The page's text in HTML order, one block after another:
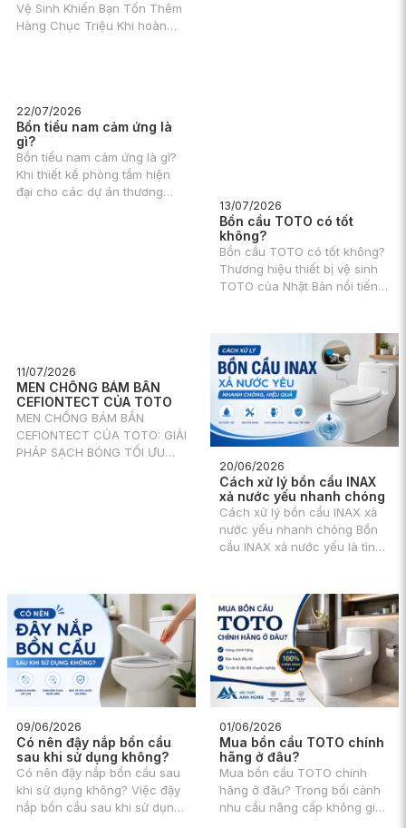
Vệ Sinh Khiến Bạn Tốn Thêm
Hàng Chục Triệu Khi hoàn
rất lớn của các gia đình.
22/07/2026
Bồn tiểu nam cảm ứng là
gì?
Bồn tiểu nam cảm ứng là gì?
Khi thiết kế phòng tắm hiện
đại cho các dự án thương
13/07/2026
Bồn cầu TOTO có tốt
không?
Bồn cầu TOTO có tốt không?
Thương hiệu thiết bị vệ sinh
TOTO của Nhật Bản nổi tiếng
nghệ tiên tiến. Trong đó, bồn
cầu TOTO luôn là dòng sản
phẩm được quan tâm và đánh
giá cao.
11/07/2026
MEN CHỐNG BÁM BẨN
CEFIONTECT CỦA TOTO
MEN CHỐNG BÁM BẨN
CEFIONTECT CỦA TOTO: GIẢI
PHÁP SẠCH BÓNG TỐI ƯU
20/06/2026
Cách xử lý bồn cầu INAX
xả nước yếu nhanh chóng
Cách xử lý bồn cầu INAX xả
nước yếu nhanh chóng Bồn
cầu INAX xả nước yếu là tình
đặc biệt khi nước không đủ
lực để cuốn trôi chất thải chỉ
sau một lần xả.
09/06/2026
Có nên đậy nắp bồn cầu
sau khi sử dụng không?
Có nên đậy nắp bồn cầu sau
khi sử dụng không? Việc đậy
nắp bồn cầu sau khi sử dụng
01/06/2026
Mua bồn cầu TOTO chính
hãng ở đâu?
Mua bồn cầu TOTO chính
hãng ở đâu? Trong bối cảnh
nhu cầu nâng cấp không gian